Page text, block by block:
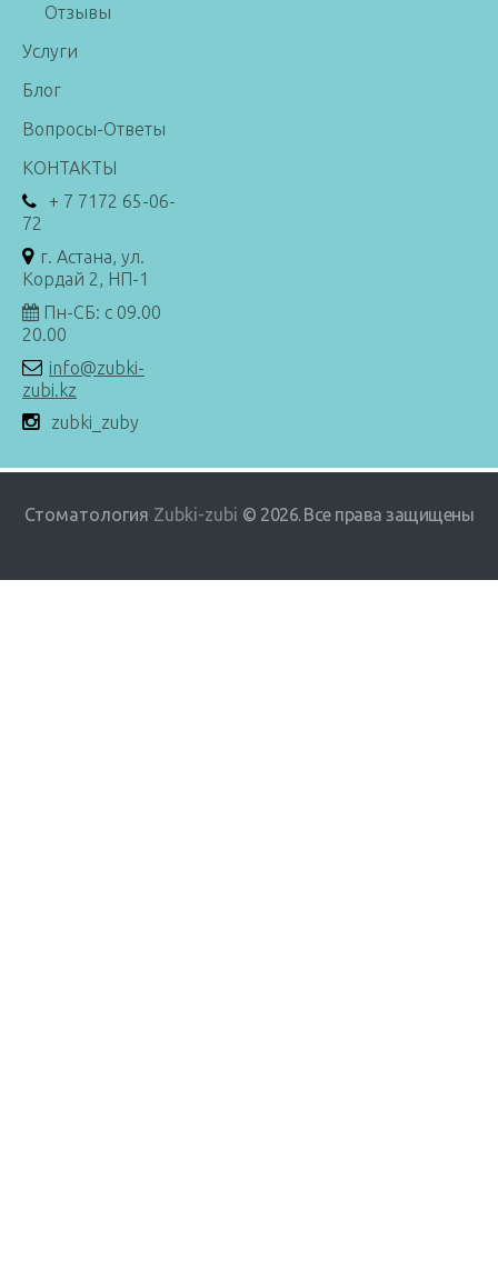
Отзывы
Услуги
Блог
Вопросы-Ответы
КОНТАКТЫ
+ 7 7172 65-06-
72
г. Астана, ул.
Кордай 2, НП-1
Пн-СБ: с 09.00
20.00
info@zubki-
zubi.kz
zubki_zuby
Стоматология Zubki-zubi © 2026. Все права защищены